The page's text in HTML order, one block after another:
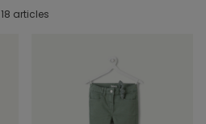
18 articles